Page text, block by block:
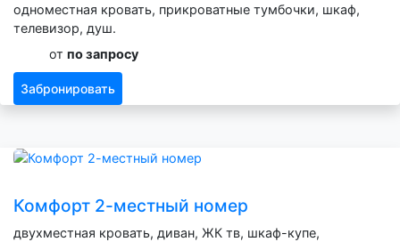
одноместная кровать, прикроватные тумбочки, шкаф,
телевизор, душ.
от по запросу
Забронировать
Комфорт 2-местный номер
двухместная кровать, диван, ЖК тв, шкаф-купе,